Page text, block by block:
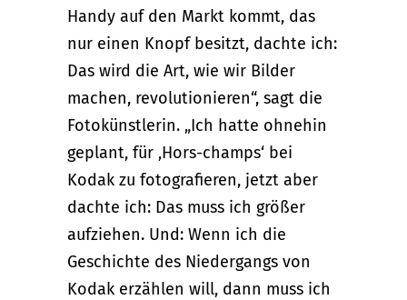
Handy auf den Markt kommt, das
nur einen Knopf besitzt, dachte ich:
Das wird die Art, wie wir Bilder
machen, revolutionieren“, sagt die
Fotokünstlerin. „Ich hatte ohnehin
geplant, für ‚Hors-champs‘ bei
Kodak zu fotografieren, jetzt aber
dachte ich: Das muss ich größer
aufziehen. Und: Wenn ich die
Geschichte des Niedergangs von
Kodak erzählen will, dann muss ich